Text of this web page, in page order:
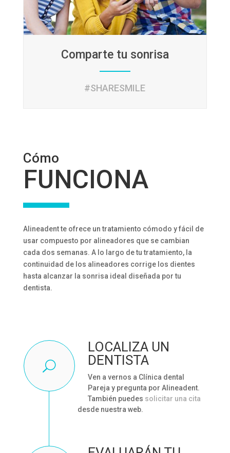
Comparte tu sonrisa
#SHARESMILE
Cómo
FUNCIONA
Alineadent te ofrece un tratamiento cómodo y fácil de
usar compuesto por alineadores que se cambian
cada dos semanas. A lo largo de tu tratamiento, la
continuidad de los alineadores corrige los dientes
hasta alcanzar la sonrisa ideal diseñada por tu
dentista.
U
LOCALIZA UN
DENTISTA
Ven a vernos a Clínica dental
Pareja y pregunta por Alineadent.
También puedes solicitar una cita
desde nuestra web.